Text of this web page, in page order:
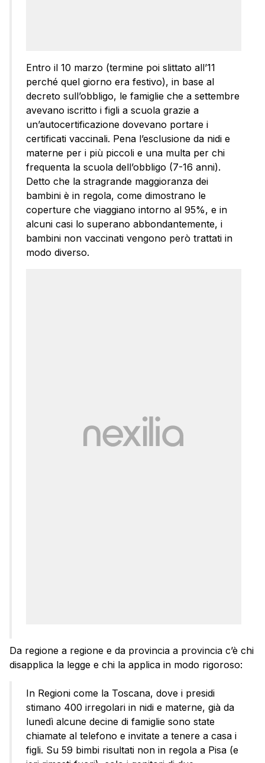
Entro il 10 marzo (termine poi slittato all’11
perché quel giorno era festivo), in base al
decreto sull’obbligo, le famiglie che a settembre
avevano iscritto i figli a scuola grazie a
un’autocertificazione dovevano portare i
certificati vaccinali. Pena l’esclusione da nidi e
materne per i più piccoli e una multa per chi
frequenta la scuola dell’obbligo (7-16 anni).
Detto che la stragrande maggioranza dei
bambini è in regola, come dimostrano le
coperture che viaggiano intorno al 95%, e in
alcuni casi lo superano abbondantemente, i
bambini non vaccinati vengono però trattati in
modo diverso.
Da regione a regione e da provincia a provincia c’è chi
disapplica la legge e chi la applica in modo rigoroso:
In Regioni come la Toscana, dove i presidi
stimano 400 irregolari in nidi e materne, già da
lunedì alcune decine di famiglie sono state
chiamate al telefono e invitate a tenere a casa i
figli. Su 59 bimbi risultati non in regola a Pisa (e